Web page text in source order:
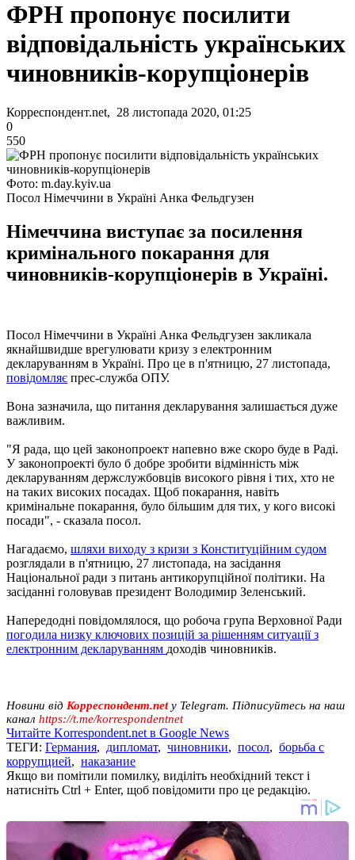
ФРН пропонує посилити
відповідальність українських
чиновників-корупціонерів
Корреспондент.net, 28 листопада 2020, 01:25
0
550
Фото: m.day.kyiv.ua
Посол Німеччини в Україні Анка Фельдгузен
Німеччина виступає за посилення
кримінального покарання для
чиновників-корупціонерів в Україні.
Посол Німеччини в Україні Анка Фельдгузен закликала
якнайшвидше врегулювати кризу з електронним
декларуванням в Україні. Про це в п'ятницю, 27 листопада,
повідомляє прес-служба ОПУ.
Вона зазначила, що питання декларування залишається дуже
важливим.
"Я рада, що цей законопроект напевно вже скоро буде в Раді.
У законопроекті було б добре зробити відмінність між
декларуванням держслужбовців високого рівня і тих, хто не
на таких високих посадах. Щоб покарання, навіть
кримінальне покарання, було більшим для тих, у кого високі
посади", - сказала посол.
Нагадаємо, шляхи виходу з кризи з Конституційним судом
розглядали в п'ятницю, 27 листопада, на засідання
Національної ради з питань антикорупційної політики. На
засіданні головував президент Володимир Зеленський.
Напередодні повідомлялося, що робоча група Верховної Ради
погодила низку ключових позицій за рішенням ситуації з
електронним декларуванням доходів чиновників.
Новини від Корреспондент.net у Telegram. Підписуйтесь на наш
канал https://t.me/korrespondentnet
Читайте Korrespondent.net в Google News
ТЕГИ: Германия, дипломат, чиновники, посол, борьба с
коррупцией, наказание
Якщо ви помітили помилку, виділіть необхідний текст і
натисніть Ctrl + Enter, щоб повідомити про це редакцію.